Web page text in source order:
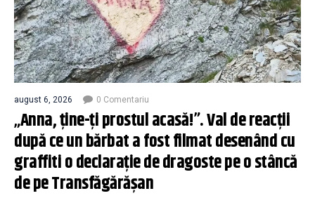
august 6, 2026 0 Comentariu
„Anna, ţine-ţi prostul acasă!”. Val de reacţii
după ce un bărbat a fost filmat desenând cu
graffiti o declaraţie de dragoste pe o stâncă
de pe Transfăgărăşan